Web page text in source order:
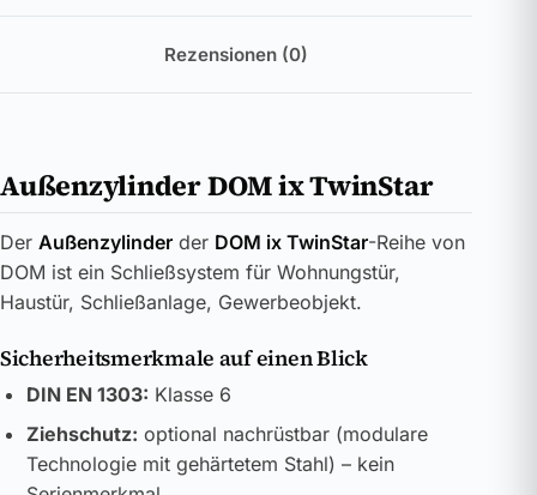
Rezensionen (0)
Außenzylinder DOM ix TwinStar
Der Außenzylinder der DOM ix TwinStar-Reihe von
DOM ist ein Schließsystem für Wohnungstür,
Haustür, Schließanlage, Gewerbeobjekt.
Sicherheitsmerkmale auf einen Blick
DIN EN 1303: Klasse 6
Ziehschutz: optional nachrüstbar (modulare
Technologie mit gehärtetem Stahl) – kein